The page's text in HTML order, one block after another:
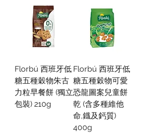
Florbú 西班牙低
糖五種穀物朱古
力粒早餐餅 (獨立
包裝) 210g
Florbú 西班牙低
糖五種穀物可愛
恐龍圖案兒童餅
乾 (含多種維他
命,鐡及鈣質)
400g